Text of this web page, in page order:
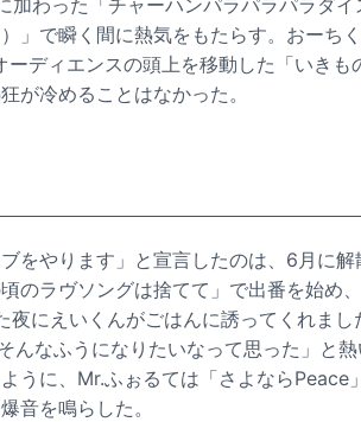
加わった「チャーハンパラパラパラダ
」で瞬く間に熱気をもたらす。おーち
ディエンスの頭上を移動した「いきも
が冷めることはなかった。
をやります」と宣言したのは、6月に
のラヴソングは捨てて」で出番を始め
夜にえいくんがごはんに誘ってくれま
んなふうになりたいなって思った」と
うに、Mr.ふぉるては「さよならPeace
音を鳴らした。